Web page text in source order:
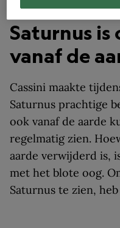
Saturnus
vanaf de
Cassini maakte
Saturnus prachtige
ook vanaf de aarde
regelmatig zien.
aarde verwijderd is,
met het blote oog.
Saturnus te zien,